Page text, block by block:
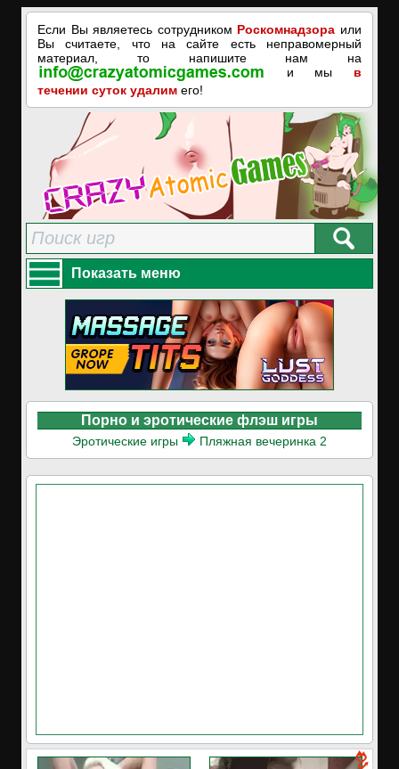
Если Вы являетесь сотрудником Роскомнадзора или
Вы считаете, что на сайте есть неправомерный
материал, то напишите нам на
и мы в
течении суток удалим его!
Показать меню
Порно и эротические флэш игры
Эротические игры Пляжная вечеринка 2